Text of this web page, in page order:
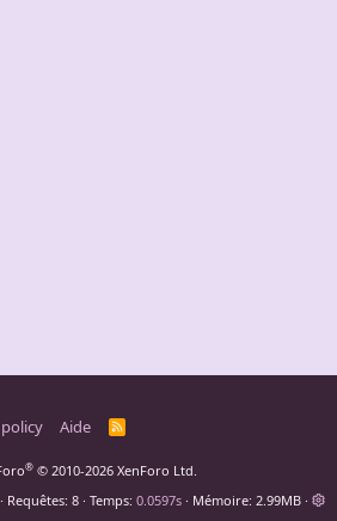
Aide
R
® © 2010-2026 XenForo Ltd.
Requêtes 8 Temps 0.0597s Mémoire 2.99MB